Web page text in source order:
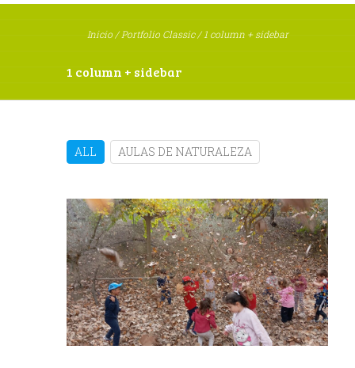
Inicio/Portfolio Classic/1 column + sidebar
1 column + sidebar
ALL AULAS DE NATURALEZA